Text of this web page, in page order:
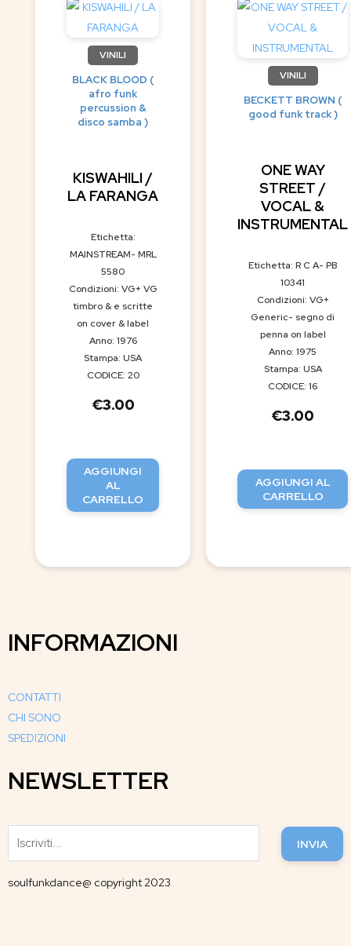
VINILI
BLACK BLOOD (
afro funk
percussion &
disco samba )
KISWAHILI /
LA FARANGA
Etichetta:
MAINSTREAM- MRL
5580
Condizioni: VG+ VG
timbro & e scritte
on cover & label
Anno: 1976
Stampa: USA
CODICE: 20
€3.00
AGGIUNGI
AL
CARRELLO
VINILI
BECKETT BROWN (
good funk track )
ONE WAY
STREET /
VOCAL &
INSTRUMENTAL
Etichetta: R C A- PB
10341
Condizioni: VG+
Generic- segno di
penna on label
Anno: 1975
Stampa: USA
CODICE: 16
€3.00
AGGIUNGI AL
CARRELLO
INFORMAZIONI
CONTATTI
CHI SONO
SPEDIZIONI
NEWSLETTER
INVIA
soulfunkdance@ copyright 2023